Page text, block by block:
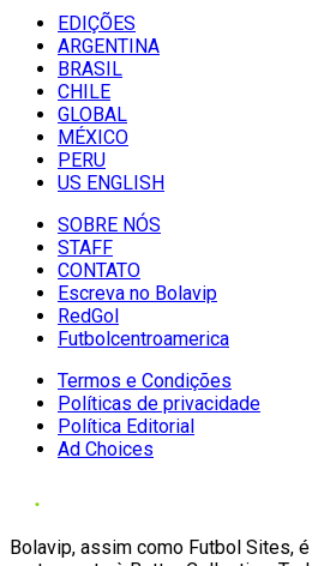
EDIÇÕES
ARGENTINA
BRASIL
CHILE
GLOBAL
MÉXICO
PERU
US ENGLISH
SOBRE NÓS
STAFF
CONTATO
Escreva no Bolavip
RedGol
Futbolcentroamerica
Termos e Condições
Políticas de privacidade
Política Editorial
Ad Choices
Bolavip, assim como Futbol Sites,